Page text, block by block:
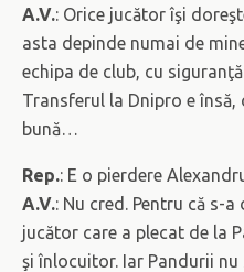
A.V.: Orice jucător îşi
asta depinde numai de
echipa de club, cu
Transferul la Dnipro e
bună…
Rep.: E o pierdere
A.V.: Nu cred. Pentru că s-
jucător care a plecat de la
şi înlocuitor. Iar Pandurii